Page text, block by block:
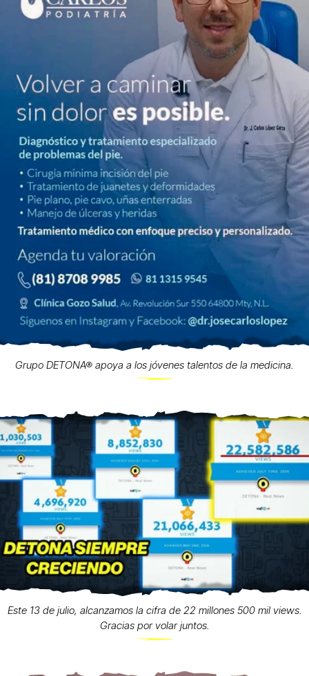
Grupo DETONA® apoya a los jóvenes talentos de la medicina.
Este 13 de julio, alcanzamos la cifra de 22 millones 500 mil views.
Gracias por volar juntos.